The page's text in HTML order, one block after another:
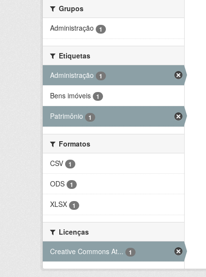
Grupos
Administração
1
Etiquetas
Administração
1
Bens imóveis 1
Patrimônio 1
Formatos
CSV
1
ODS 1
XLSX 1
Licenças
Creative Commons At...
1